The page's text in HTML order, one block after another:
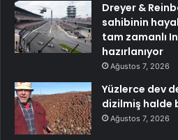
Dreyer &
sahibinin
tam zamanlı
hazırlanıyor
Ağustos 7, 2026
Yüzlerce dev
dizilmiş halde
Ağustos 7, 2026